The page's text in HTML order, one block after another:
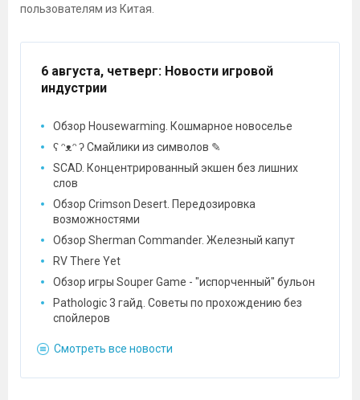
пользователям из Китая.
6 августа, четверг: Новости игровой
индустрии
Обзор Housewarming. Кошмарное новоселье
ʕ ᵔᴥᵔ ʔ Смайлики из символов ✎
SCAD. Концентрированный экшен без лишних
слов
Обзор Crimson Desert. Передозировка
возможностями
Обзор Sherman Commander. Железный капут
RV There Yet
Обзор игры Souper Game - "испорченный" бульон
Pathologic 3 гайд. Советы по прохождению без
спойлеров
Смотреть все новости